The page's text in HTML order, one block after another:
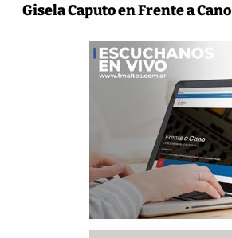
Gisela Caputo en Frente a Cano